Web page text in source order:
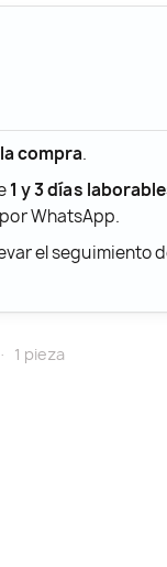
compra.
1 y 3 días
WhatsApp.
el seguimiento
1 pieza